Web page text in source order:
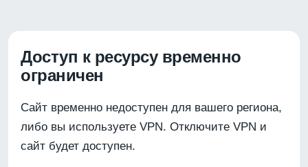
Доступ к ресурсу временно
ограничен
Сайт временно недоступен для вашего региона,
либо вы используете VPN. Отключите VPN и
сайт будет доступен.